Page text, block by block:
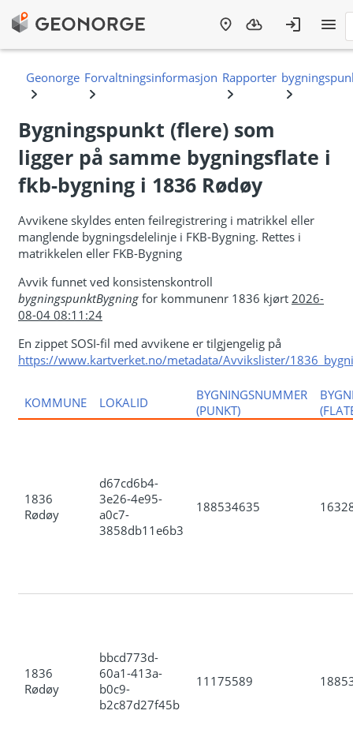
Bygningspunkt (flere) som
ligger på samme bygningsflate i
fkb-bygning i 1836 Rødøy
Avvikene skyldes enten feilregistrering i matrikkel eller
manglende bygningsdelelinje i FKB-Bygning. Rettes i
matrikkelen eller FKB-Bygning
Avvik funnet ved konsistenskontroll
bygningspunktBygning for kommunenr 1836 kjørt 2026-
08-04 08:11:24
En zippet SOSI-fil med avvikene er tilgjengelig på
https://www.kartverket.no/metadata/Avvikslister/
KOMMUNE LOKALID
BYGNINGSNUMMER
(PUNKT)
1836
Rødøy
d67cd6b4-
3e26-4e95-
a0c7-
3858db11e6b3
188534635
1836
Rødøy
bbcd773d-
60a1-413a-
b0c9-
b2c87d27f45b
11175589